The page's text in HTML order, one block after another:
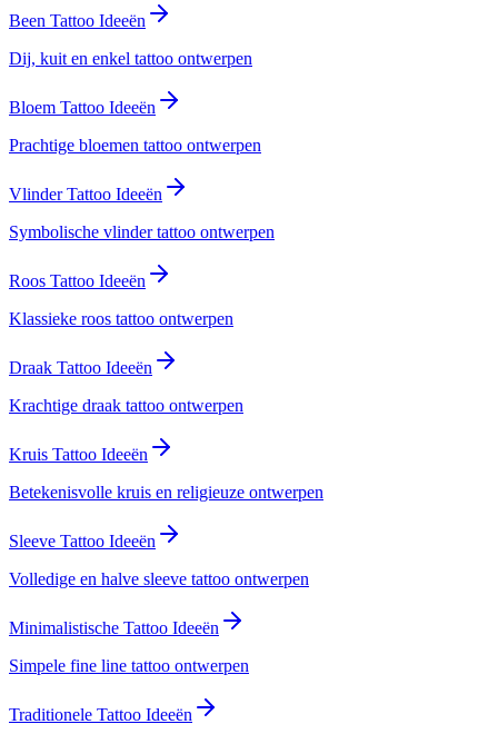
Been Tattoo Ideeën
Dij, kuit en enkel tattoo ontwerpen
Bloem Tattoo Ideeën
Prachtige bloemen tattoo ontwerpen
Vlinder Tattoo Ideeën
Symbolische vlinder tattoo ontwerpen
Roos Tattoo Ideeën
Klassieke roos tattoo ontwerpen
Draak Tattoo Ideeën
Krachtige draak tattoo ontwerpen
Kruis Tattoo Ideeën
Betekenisvolle kruis en religieuze ontwerpen
Sleeve Tattoo Ideeën
Volledige en halve sleeve tattoo ontwerpen
Minimalistische Tattoo Ideeën
Simpele fine line tattoo ontwerpen
Traditionele Tattoo Ideeën